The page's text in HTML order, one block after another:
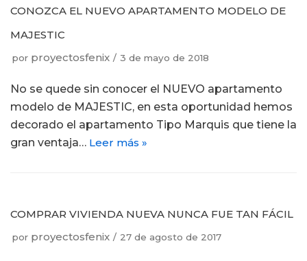
CONOZCA EL NUEVO APARTAMENTO MODELO DE
MAJESTIC
por proyectosfenix 3 de mayo de 2018
No se quede sin conocer el NUEVO apartamento
modelo de MAJESTIC, en esta oportunidad hemos
decorado el apartamento Tipo Marquis que tiene la
gran ventaja… Leer más »
COMPRAR VIVIENDA NUEVA NUNCA FUE TAN FÁCIL
por proyectosfenix 27 de agosto de 2017